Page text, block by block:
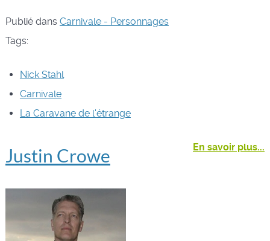
Publié dans Carnivale - Personnages
Tags:
Nick Stahl
Carnivale
La Caravane de l'étrange
En savoir plus...
Justin Crowe